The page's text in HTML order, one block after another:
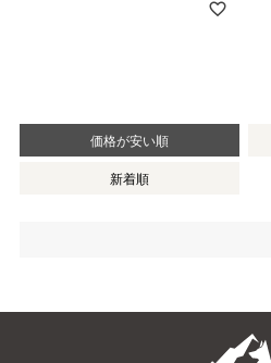
価格が安い順
新着順